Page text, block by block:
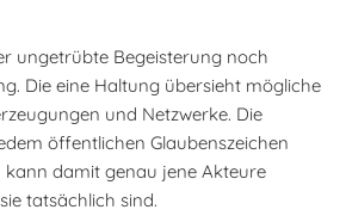
ungetrübte Begeisterung noch
Die eine Haltung übersieht mögliche
und Netzwerke. Die
öffentlichen Glaubenszeichen
kann damit genau jene Akteure
tatsächlich sind.